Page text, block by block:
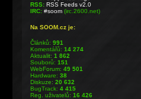
RSS: RSS Feeds v2.0
IRC: #soom(irc.2600.net)
Na SOOM.cz je:
Článků:991
Komentářů:14 274
Aktualit:1 862
Souborů:151
WebForum:49 501
Hardware:38
Diskuze:20 632
BugTrack:4 415
Reg. uživatelů:16 426